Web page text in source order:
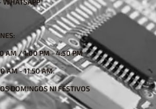
AM / 1:00 PM - 4:50 PM
AM - 11:50 AM.
DOMINGOS NI FESTIVOS